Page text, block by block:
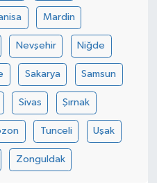
Mardin
Nevşehir Niğde
Sakarya Samsun
Sivas Şırnak
Tunceli Uşak
Zonguldak